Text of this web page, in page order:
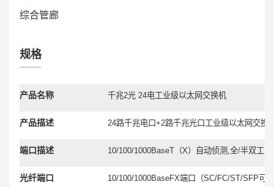
综合管廊
规格
产品名称 千兆2光 24电工业级以太网交换机
产品描述 24路千兆电口+2路千兆光口工业级以太网交换
端口描述 10/100/1000BaseT （X）自动侦测 ,全/半双工
光纤端口 10/100/1000BaseFX端口（SC/FC/ST/SFP 可